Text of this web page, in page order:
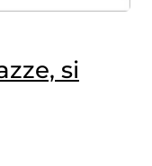
si